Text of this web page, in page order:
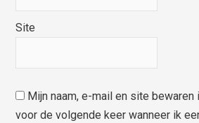
Site
Mijn naam, e-mail en site
voor de volgende keer wanneer ik